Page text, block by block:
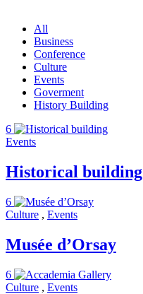
All
Business
Conference
Culture
Events
Goverment
History Building
6
Events
Historical building
6
Culture , Events
Musée d’Orsay
6
Culture , Events